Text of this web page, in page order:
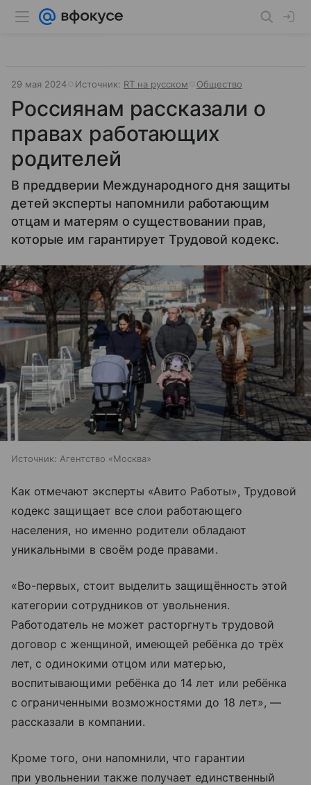
29 мая 2024 Источник: RT на русском Общество
Россиянам рассказали о
правах работающих
родителей
В преддверии Международного дня защиты
детей эксперты напомнили работающим
отцам и матерям о существовании прав,
которые им гарантирует Трудовой кодекс.
Источник: Агентство «Москва»
Как отмечают эксперты «Авито Работы», Трудовой
кодекс защищает все слои работающего
населения, но именно родители обладают
уникальными в своём роде правами.
«Во-первых, стоит выделить защищённость этой
категории сотрудников от увольнения.
Работодатель не может расторгнуть трудовой
договор с женщиной, имеющей ребёнка до трёх
лет, с одинокими отцом или матерью,
воспитывающими ребёнка до 14 лет или ребёнка
с ограниченными возможностями до 18 лет», —
рассказали в компании.
Кроме того, они напомнили, что гарантии
при увольнении также получает единственный